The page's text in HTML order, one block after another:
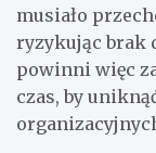
musiało
ryzykując brak
powinni więc
czas, by